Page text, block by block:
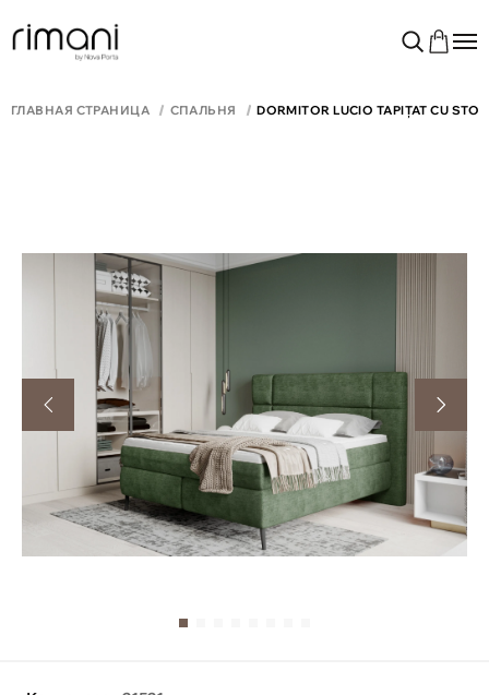
ГЛАВНАЯ СТРАНИЦА СПАЛЬНЯ DORMITOR LUCIO TAPIȚAT CU